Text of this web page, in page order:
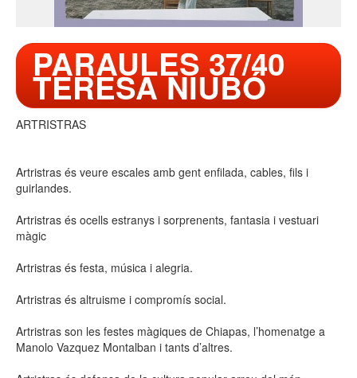
CONTACT
PARAULES 37/40
TERESA NIUBÓ
ARTRISTRAS
Artristras és veure escales amb gent enfilada, cables, fils i
guirlandes.
Artristras és ocells estranys i sorprenents, fantasia i vestuari
màgic
Artristras és festa, música i alegria.
Artristras és altruisme i compromís social.
Artristras son les festes màgiques de Chiapas, l’homenatge a
Manolo Vazquez Montalban i tants d’altres.